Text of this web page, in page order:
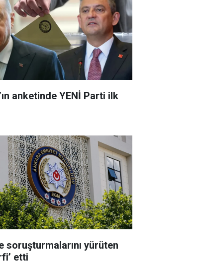
anketinde YENİ Parti ilk
soruşturmalarını yürüten
etti